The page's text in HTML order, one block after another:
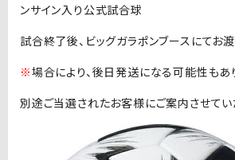
ンサイン入り公式試合球
試合終了後、ビッグガラポンブースにてお渡
※場合により、後日発送になる可能性もあ
別途ご当選されたお客様にご案内させてい